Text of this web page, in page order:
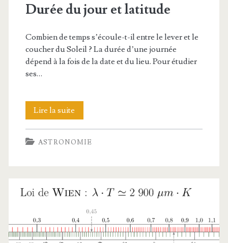
Durée du jour et latitude
Combien de temps s’écoule-t-il entre le lever et le
coucher du Soleil ? La durée d’une journée
dépend à la fois de la date et du lieu. Pour étudier
ses…
Lire la suite
du
jour
ASTRONOMIE